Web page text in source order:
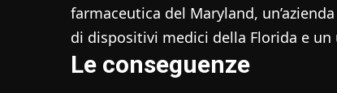
farmaceutica del Maryland,
di dispositivi medici della Florida e
Le conseguenze